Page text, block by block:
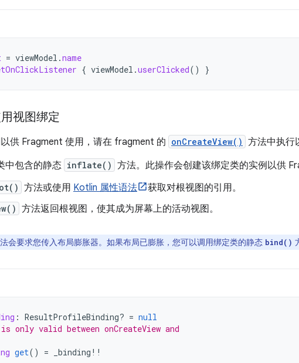
= viewModel .name
{ viewModel .userClicked() }
视图绑定
供 Fragment 使用，请在 fragment 的 onCreateView() 方法中执行
中包含的静态 inflate() 方法。此操作会创建该绑定类的实例以供
方法或使用 Kotlin 属性语法
获取对根视图的引用。
方法返回根视图，使其成为屏幕上的活动视图。
会要求您传入布局膨胀器。如果布局已膨胀，您可以调用绑定类的静态 bind()
: ResultProfileBinding? = null
only valid between onCreateView and
get() = _binding !!